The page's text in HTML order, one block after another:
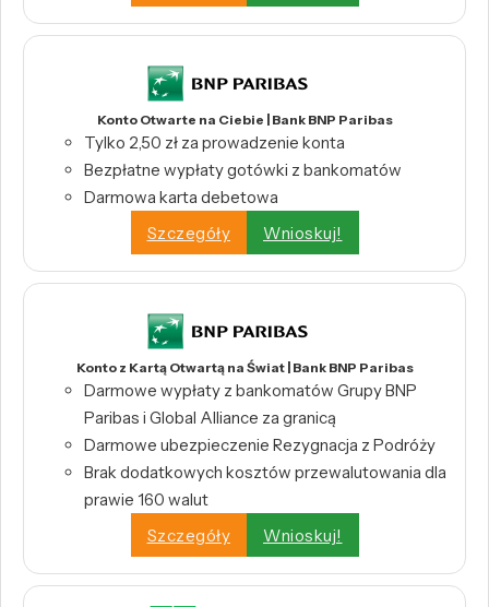
Konto Otwarte na Ciebie | Bank BNP Paribas
Tylko 2,50 zł za prowadzenie konta
Bezpłatne wypłaty gotówki z bankomatów
Darmowa karta debetowa
Szczegóły
Wnioskuj!
Konto z Kartą Otwartą na Świat | Bank BNP Paribas
Darmowe wypłaty z bankomatów Grupy BNP
Paribas i Global Alliance za granicą
Darmowe ubezpieczenie Rezygnacja z Podróży
Brak dodatkowych kosztów przewalutowania dla
prawie 160 walut
Szczegóły
Wnioskuj!